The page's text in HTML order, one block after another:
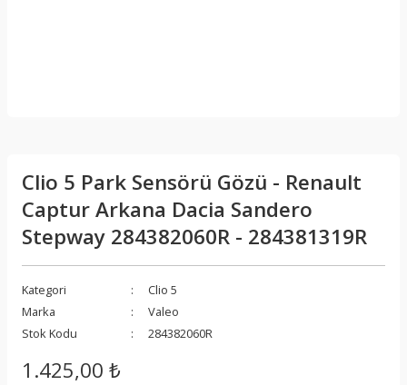
Clio 5 Park Sensörü Gözü - Renault
Captur Arkana Dacia Sandero
Stepway 284382060R - 284381319R
Kategori
Clio 5
Marka
Valeo
Stok Kodu
284382060R
1.425,00 ₺